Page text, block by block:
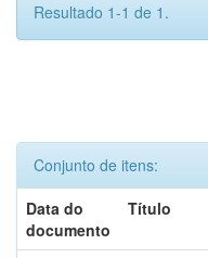
Resultado 1-1 de 1.
Conjunto de itens:
Data do
documento
Título